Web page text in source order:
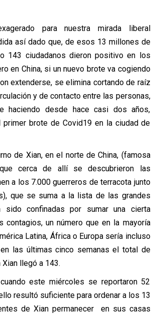
para nuestra mirada liberal
así dado que, de esos 13 millones de
143 ciudadanos dieron positivo en los
en China, si un nuevo brote va cogiendo
extenderse, se elimina cortando de raíz
y de contacto entre las personas,
haciendo desde hace casi dos años,
primer brote de Covid19 en la ciudad de
de Xian, en el norte de China, (famosa
cerca de allí se descubrieron las
a los 7.000 guerreros de terracota junto
que se suma a la lista de las grandes
sido confinadas por sumar una cierta
contagios, un número que en la mayoría
Latina, África o Europa sería incluso
en las últimas cinco semanas el total de
llegó a 143.
este miércoles se reportaron 52
resultó suficiente para ordenar a los 13
de Xian permanecer en sus casas